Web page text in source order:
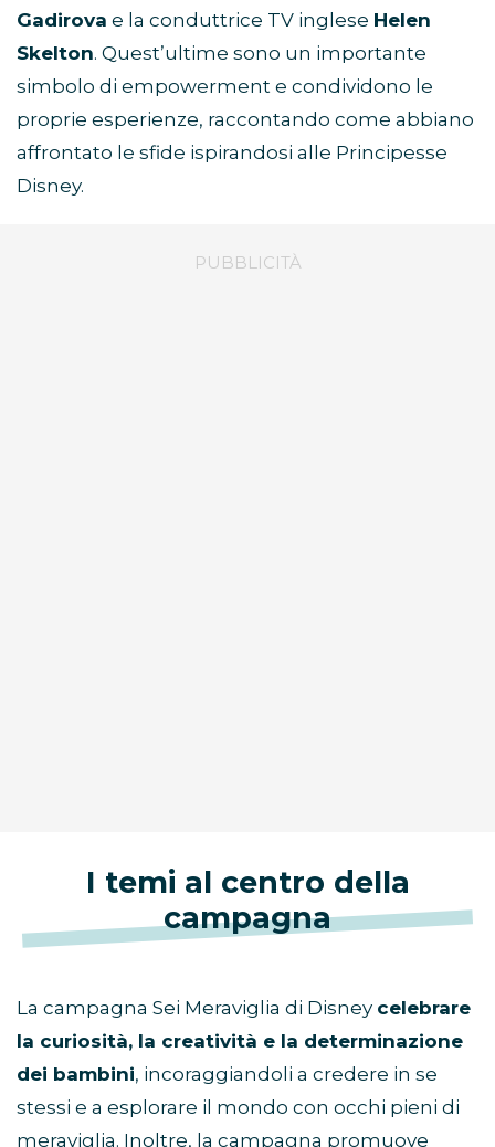
Gadirova e la conduttrice TV inglese Helen
Skelton. Quest’ultime sono un importante
simbolo di empowerment e condividono le
proprie esperienze, raccontando come abbiano
affrontato le sfide ispirandosi alle Principesse
Disney.
I temi al centro della
campagna
La campagna Sei Meraviglia di Disney celebrare
la curiosità, la creatività e la determinazione
dei bambini, incoraggiandoli a credere in se
stessi e a esplorare il mondo con occhi pieni di
meraviglia. Inoltre, la campagna promuove